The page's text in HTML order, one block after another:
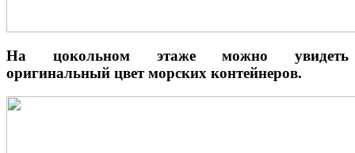
На цокольном этаже можно увидеть
оригинальный цвет морских контейнеров.